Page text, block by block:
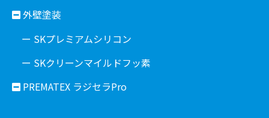
外壁塗装
ー SKプレミアムシリコン
ー SKクリーンマイルドフッ素
PREMATEX ラジセラPro